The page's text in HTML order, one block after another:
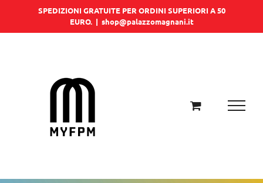
SPEDIZIONI GRATUITE PER ORDINI SUPERIORI A 50
EURO. | shop@palazzomagnani.it